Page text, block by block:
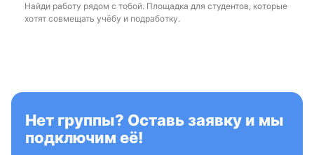
Найди работу рядом с тобой. Площадка для студентов, которые
хотят совмещать учёбу и подработку.
Нет группы? Оставь заявку и мы
подключим её!